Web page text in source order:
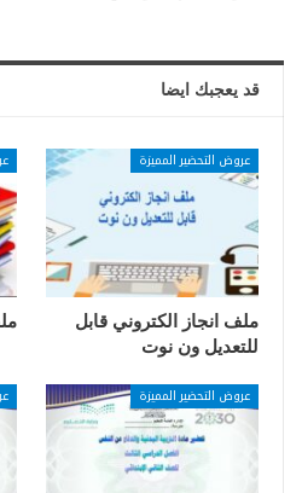
قد يعجبك ايضا
عروض التحضير المميزة
ملف انجاز الكتروني قابل
للتعديل ون نوت
عروض التحضير المميزة